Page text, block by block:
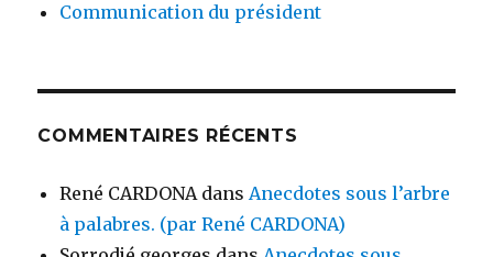
Communication du président
COMMENTAIRES RÉCENTS
René CARDONAdansAnecdotes sous l’arbre
à palabres. (par René CARDONA)